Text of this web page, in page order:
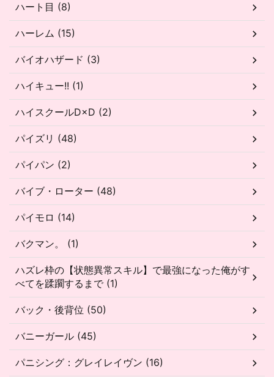
ハート目 (8)
ハーレム (15)
バイオハザード (3)
ハイキュー!! (1)
ハイスクールD×D (2)
パイズリ (48)
パイパン (2)
バイブ・ローター (48)
パイモロ (14)
バクマン。 (1)
ハズレ枠の【状態異常スキル】で最強になった俺がす
べてを蹂躙するまで (1)
バック・後背位 (50)
バニーガール (45)
パニシング：グレイレイヴン (16)